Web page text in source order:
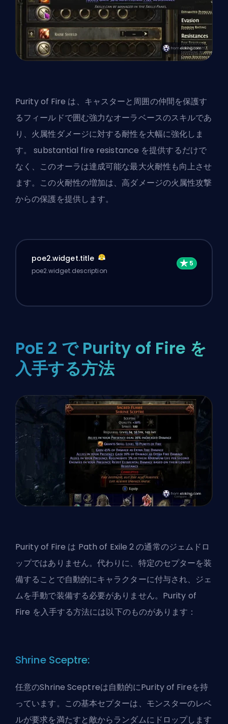
Purity of Fire は、キャスターと周囲の仲間を保護す
るフィールドで囲む強力なオーラベースのスキルであ
り、火属性ダメージに対する耐性を大幅に強化しま
す。 substantial fire resistance を提供するだけで
なく、このオーラは達成可能な最大火耐性も向上させ
ます。この火耐性の増加は、高ダメージの火属性攻撃
からの保護を提供します。
poe2.widget.title
poe2.widget.description
PoE 2 で Purity of Fire を
入手する方法
Purity of Fire は Path of Exile 2 の通常のジェムドロ
ップではありません。代わりに、特定のセプターを装
備することで自動的にキャラクターに付与され、ジェ
ムを手動で装備する必要がありません。Purity of
Fire を入手する方法には以下のものがあります：
Shrine Sceptre:
任意のShrine Sceptreは自動的にPurity of Fireを持
っています。この基本セプターは、モンスターのレベ
ルが要求を満たすと敵からランダムにドロップします